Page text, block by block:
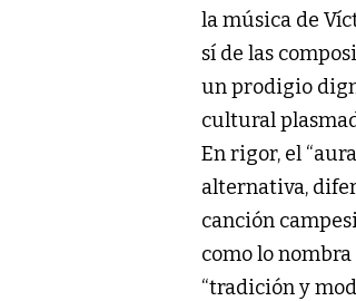
la música de
sí de las
un prodigio
cultural
En rigor, el
alternativa,
canción
como lo
“tradición y